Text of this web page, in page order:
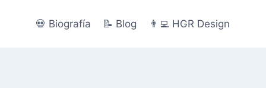
💀 Biografía 📝 Blog 👨‍💻 HGR Design